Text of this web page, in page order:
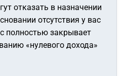
отказать в назначении
отсутствия у вас
полностью закрывает
«нулевого дохода»